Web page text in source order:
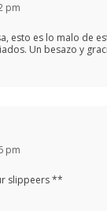
pm
esto es lo malo de
Un besazo y
pm
slippeers **